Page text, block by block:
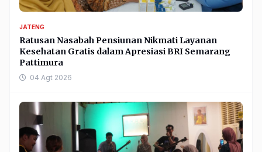
JATENG
Ratusan Nasabah Pensiunan Nikmati Layanan
Kesehatan Gratis dalam Apresiasi BRI Semarang
Pattimura
04 Agt 2026